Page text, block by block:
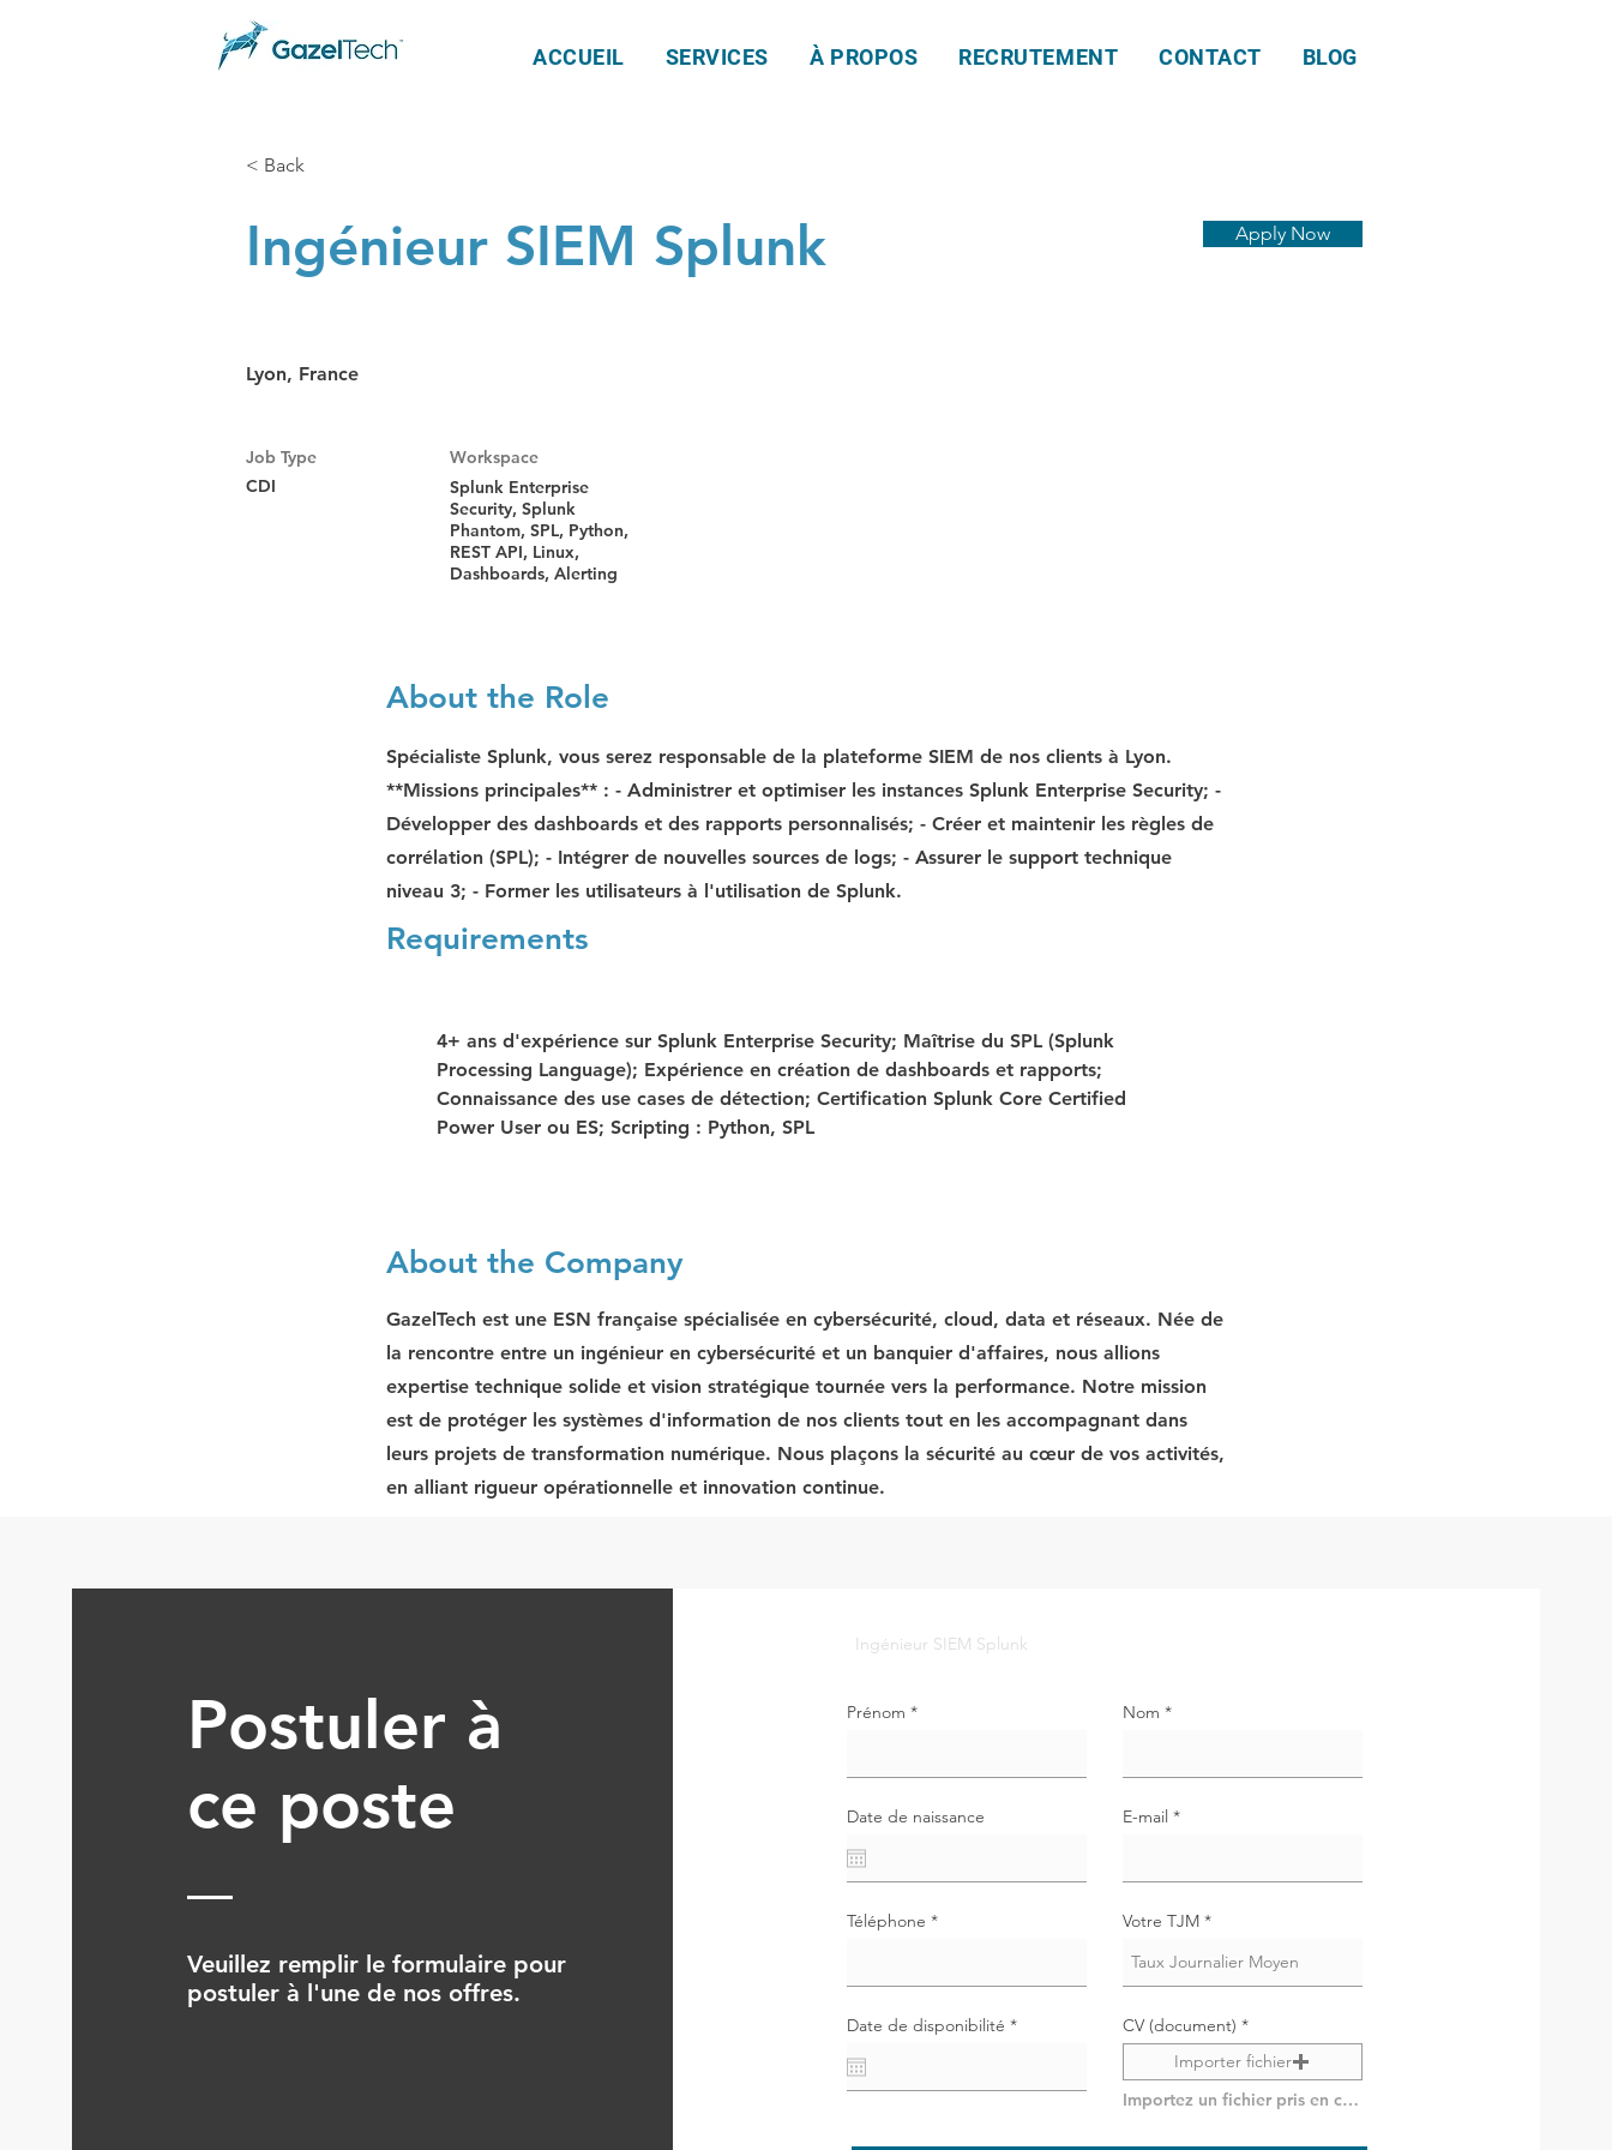
ACCUEIL SERVICES À PROPOS RECRUTEMENT CONTACT BLOG
< Back
Ingénieur SIEM Splunk Apply Now
Lyon, France
Job Type
CDI
Workspace
Splunk Enterprise
Security, Splunk
Phantom, SPL, Python,
REST API, Linux,
Dashboards, Alerting
About the Role
Spécialiste Splunk, vous serez responsable de la plateforme SIEM de nos clients à Lyon.
**Missions principales** : - Administrer et optimiser les instances Splunk Enterprise Security; -
Développer des dashboards et des rapports personnalisés; - Créer et maintenir les règles de
corrélation (SPL); - Intégrer de nouvelles sources de logs; - Assurer le support technique
niveau 3; - Former les utilisateurs à l'utilisation de Splunk.
Requirements
4+ ans d'expérience sur Splunk Enterprise Security; Maîtrise du SPL (Splunk
Processing Language); Expérience en création de dashboards et rapports;
Connaissance des use cases de détection; Certification Splunk Core Certified
Power User ou ES; Scripting : Python, SPL
About the Company
GazelTech est une ESN française spécialisée en cybersécurité, cloud, data et réseaux. Née de
la rencontre entre un ingénieur en cybersécurité et un banquier d'affaires, nous allions
expertise technique solide et vision stratégique tournée vers la performance. Notre mission
est de protéger les systèmes d'information de nos clients tout en les accompagnant dans
leurs projets de transformation numérique. Nous plaçons la sécurité au cœur de vos activités,
en alliant rigueur opérationnelle et innovation continue.
Postuler à
ce poste
Veuillez remplir le formulaire pour
postuler à l'une de nos offres.
Prénom Nom
Date de naissance E-mail
Téléphone Votre TJM
Date de disponibilité *r
i
d
CV (document)
Importer fichier
Importez un fichier pris en charge (max. 15 Mo)